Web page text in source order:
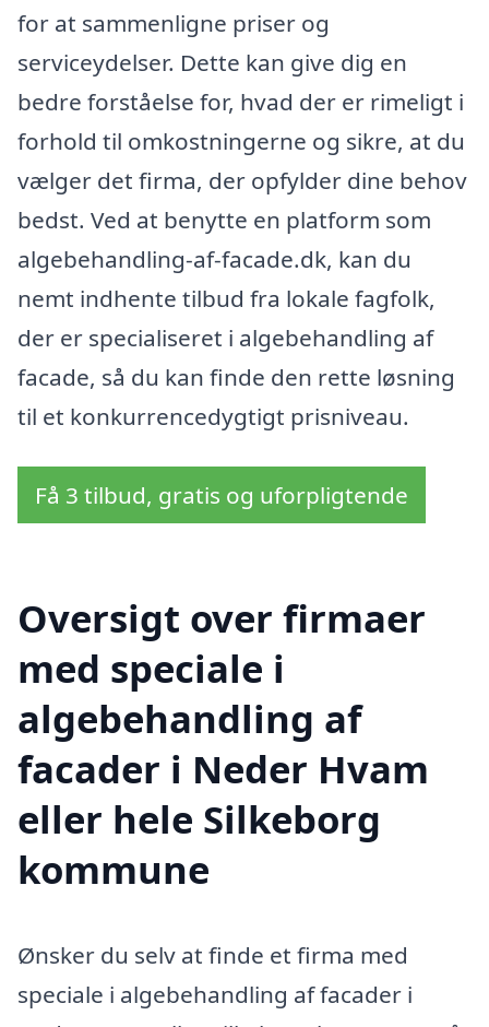
for at sammenligne priser og
serviceydelser. Dette kan give dig en
bedre forståelse for, hvad der er rimeligt i
forhold til omkostningerne og sikre, at du
vælger det firma, der opfylder dine behov
bedst. Ved at benytte en platform som
algebehandling-af-facade.dk, kan du
nemt indhente tilbud fra lokale fagfolk,
der er specialiseret i algebehandling af
facade, så du kan finde den rette løsning
til et konkurrencedygtigt prisniveau.
Få 3 tilbud, gratis og uforpligtende
Oversigt over firmaer
med speciale i
algebehandling af
facader i Neder Hvam
eller hele Silkeborg
kommune
Ønsker du selv at finde et firma med
speciale i algebehandling af facader i